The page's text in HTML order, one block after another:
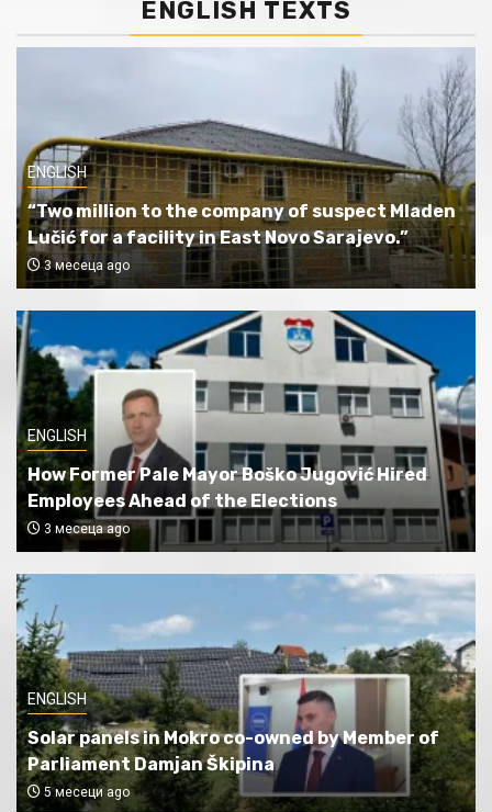
ENGLISH TEXTS
ENGLISH
“Two million to the company of suspect Mladen
Lučić for a facility in East Novo Sarajevo.”
3 месеца ago
ENGLISH
How Former Pale Mayor Boško Jugović Hired
Employees Ahead of the Elections
3 месеца ago
ENGLISH
Solar panels in Mokro co-owned by Member of
Parliament Damjan Škipina
5 месеци ago